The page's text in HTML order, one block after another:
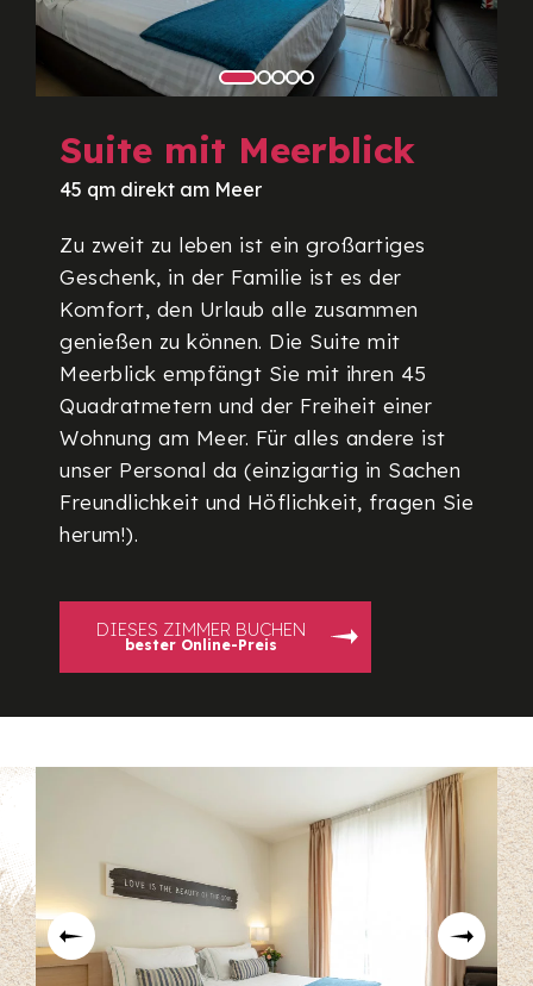
Suite mit Meerblick
45 qm direkt am Meer
Zu zweit zu leben ist ein großartiges
Geschenk, in der Familie ist es der
Komfort, den Urlaub alle zusammen
genießen zu können. Die Suite mit
Meerblick empfängt Sie mit ihren 45
Quadratmetern und der Freiheit einer
Wohnung am Meer. Für alles andere ist
unser Personal da (einzigartig in Sachen
Freundlichkeit und Höflichkeit, fragen Sie
herum!).
DIESES ZIMMER BUCHEN
bester Online-Preis